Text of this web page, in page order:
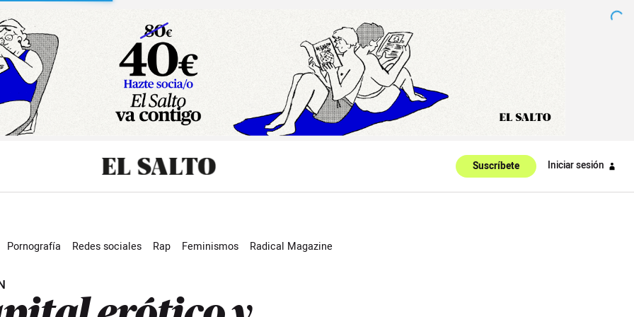
Suscríbete Iniciar sesión
Pornografía Redes sociales Rap Feminismos Radical Magazine